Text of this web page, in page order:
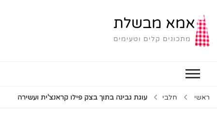
אמא מבשלת
מתכונים קלים וטעימים
ראשי חלבי עוגת גבינה בתוך בצק פילו קראנצ'ית ועשירה